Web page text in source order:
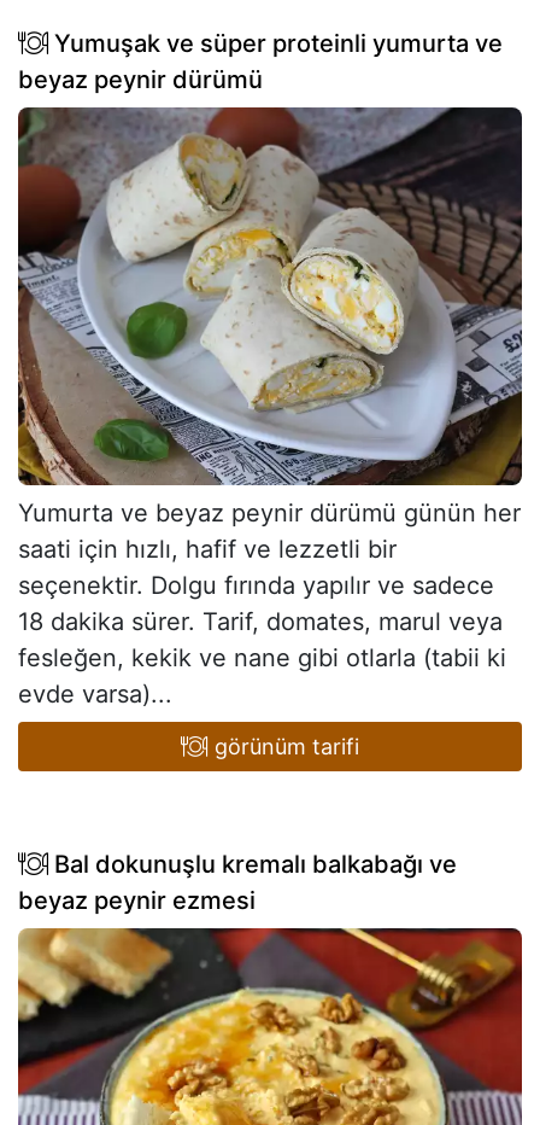
Yumuşak ve süper proteinli yumurta ve
beyaz peynir dürümü
Yumurta ve beyaz peynir dürümü günün her
saati için hızlı, hafif ve lezzetli bir
seçenektir. Dolgu fırında yapılır ve sadece
18 dakika sürer. Tarif, domates, marul veya
fesleğen, kekik ve nane gibi otlarla (tabii ki
evde varsa)...
görünüm tarifi
Bal dokunuşlu kremalı balkabağı ve
beyaz peynir ezmesi